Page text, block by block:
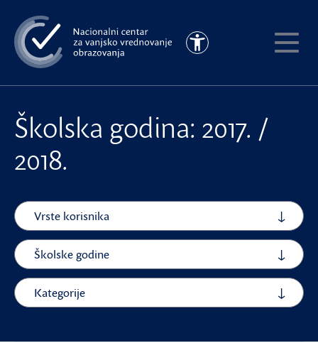
na
glavni
sadržaj
Pristupačnost
Školska godina: 2017. /
2018.
Vrste korisnika
Školske godine
Kategorije